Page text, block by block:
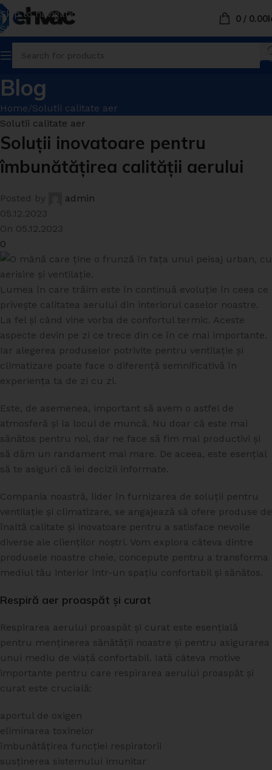
Skip to navigation
Skip to main content
0 / 0.00
Blog
Home Solutii calitate aer
Solutii calitate aer
Soluții inovatoare pentru
îmbunătățirea calității aerului
Posted by
admin
05.12.2023
On 05.12.2023
0
Lumea în care trăim este în continuă evoluție în ceea ce
privește calitatea aerului din interiorul caselor noastre.
La fel și când vine vorba de confortul termic. Aceste
aspecte devin pe zi ce trece din ce în ce mai importante.
Iar alegerea produselor potrivite pentru ventilație și
climatizare poate face o diferență semnificativă în
experiența ta de zi cu zi.
Este, de asemenea, important să avem o astfel de
atmosferă și la locul de muncă. Nu doar că este mai
sănătos pentru noi, dar ne face să fim mai productivi și
să dăm un randament mai mare. De aceea, este esențial
să te asiguri că iei decizii informate.
Compania noastră, lider în furnizarea de soluții pentru
ventilație și climatizare, se angajează să ofere produse de
înaltă calitate și inovatoare pentru a satisface nevoile
diverse ale clienților noștri. Vom explora câteva dintre
produsele noastre cheie, concepute pentru a transforma
mediul tău interior într-un spațiu confortabil și sănătos.
Respiră aer proaspăt și curat
Respirarea aerului proaspăt și curat este esențială
pentru menținerea sănătății noastre și pentru asigurarea
unui mediu de viață confortabil. Iată câteva motive
importante pentru care respirarea aerului proaspăt și
curat este crucială:
aportul de oxigen
eliminarea toxinelor
îmbunătățirea funcției respiratorii
susținerea sistemului imunitar